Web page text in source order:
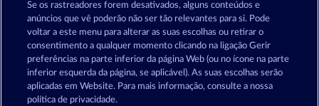
Termos e Condições
Declaração de Privacidade Marca
Se os rastreadores forem desativados, alguns conteúdos e
anúncios que vê poderão não ser tão relevantes para si. Pode
voltar a este menu para alterar as suas escolhas ou retirar o
consentimento a qualquer momento clicando na ligação Gerir
preferências na parte inferior da página Web (ou no ícone na parte
inferior esquerda da página, se aplicável). As suas escolhas serão
aplicadas em Website. Para mais informação, consulte a nossa
política de privacidade.